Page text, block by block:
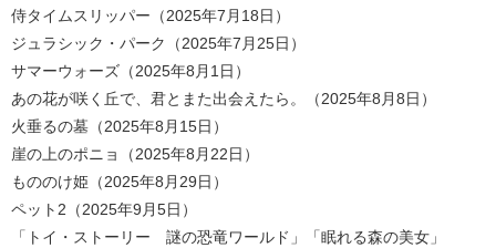
侍タイムスリッパー（2025年7月18日）
ジュラシック・パーク（2025年7月25日）
サマーウォーズ（2025年8月1日）
あの花が咲く丘で、君とまた出会えたら。（2025年8月8日）
火垂るの墓（2025年8月15日）
崖の上のポニョ（2025年8月22日）
もののけ姫（2025年8月29日）
ペット2（2025年9月5日）
「トイ・ストーリー 謎の恐竜ワールド」「眠れる森の美女」